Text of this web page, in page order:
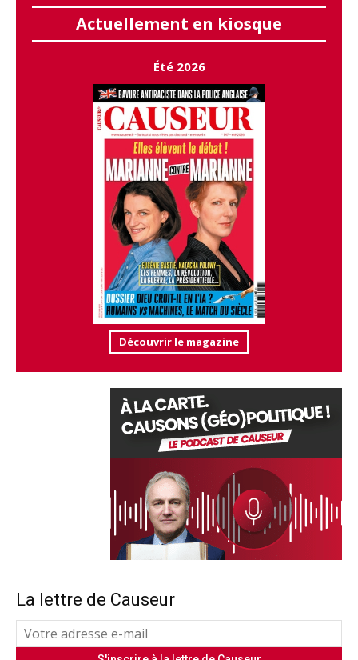
Actuellement en kiosque
Été 2026
Découvrir le magazine
La lettre de Causeur